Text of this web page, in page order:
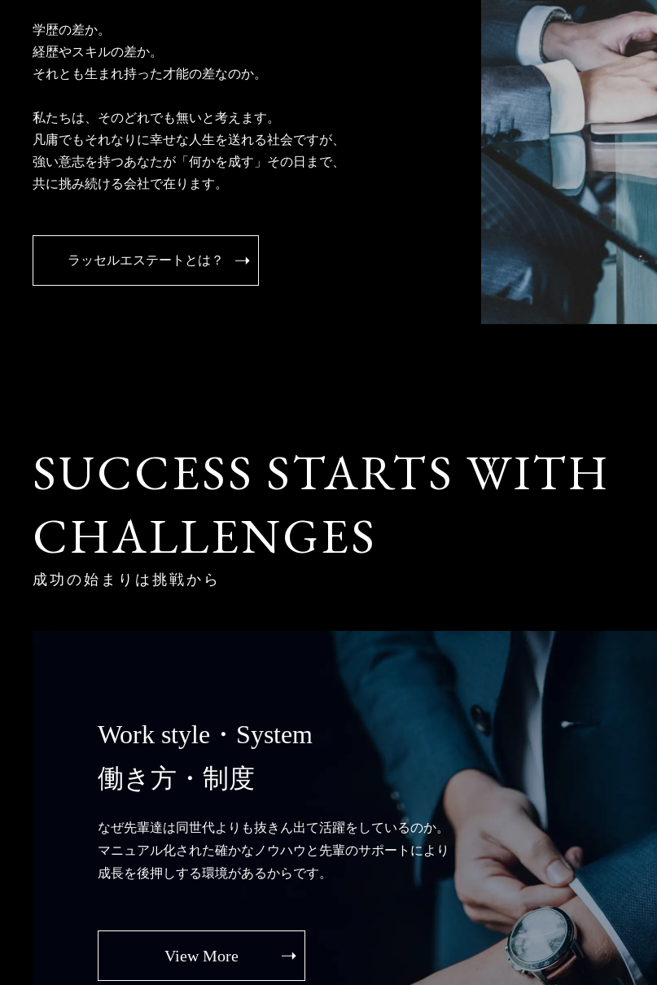
学歴の差か。
経歴やスキルの差か。
それとも生まれ持った才能の差なのか。
私たちは、そのどれでも無いと考えます。
凡庸でもそれなりに幸せな人生を送れる社会ですが、
強い意志を持つあなたが「何かを成す」その日まで、
共に挑み続ける会社で在ります。
ラッセルエステートとは？
SUCCESS STARTS WITH
CHALLENGES
成功の始まりは挑戦から
Work style・System
働き方・制度
なぜ先輩達は同世代よりも抜きん出て活躍をしているのか。
マニュアル化された確かなノウハウと先輩のサポートにより
成長を後押しする環境があるからです。
View More